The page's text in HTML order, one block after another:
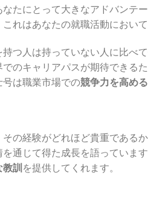
たにとって大きなアドバンテ
れはあなたの就職活動において
つ人は持っていない人に比べて
のキャリアパスが期待できる
は職業市場での競争力を高める
の経験がどれほど貴重である
通じて得た成長を語っていま
教訓を提供してくれます。